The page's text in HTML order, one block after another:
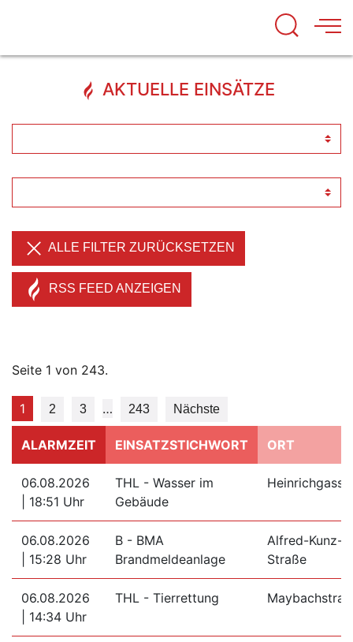
AKTUELLE EINSÄTZE
ALLE FILTER ZURÜCKSETZEN
RSS FEED ANZEIGEN
Seite 1 von 243.
1 2 3 … 243 Nächste
ALARMZEIT EINSATZSTICHWORT ORT
06.08.2026
| 18:51 Uhr
THL - Wasser im
Gebäude
Heinrichgasse
06.08.2026
| 15:28 Uhr
B - BMA
Brandmeldeanlage
Alfred-Kunz-
Straße
06.08.2026
| 14:34 Uhr
THL - Tierrettung